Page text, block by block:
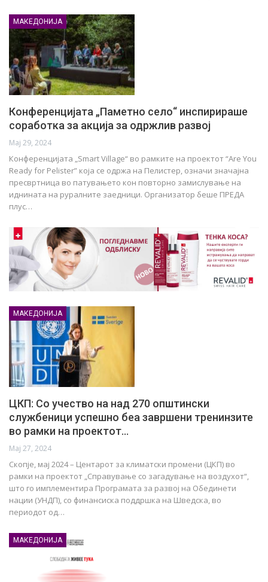
МАКЕДОНИЈА
Конференцијата „Паметно село“ инспирираше
соработка за акција за одржлив развој
Мај 29, 2024
Конференцијата „Smart Village“ во рамките на проектот “Are You
Ready for Pelister” која се одржа на Пелистер, означи значајна
пресвртница во патувањето кон повторно замислување на
иднината на руралните заедници. Организатор беше ПРЕДА
плус…
МАКЕДОНИЈА
ЦКП: Со учество на над 270 општински
службеници успешно беа завршени тренинзите
во рамки на проектот…
Мај 27, 2024
Скопје, мај 2024 – Центарот за климатски промени (ЦКП) во
рамки на проектот „Справување со загадување на воздухот“,
што го имплементира Програмата за развој на Обединети
нации (УНДП), со финансиска поддршка на Шведска, во
периодот од…
МАКЕДОНИЈА